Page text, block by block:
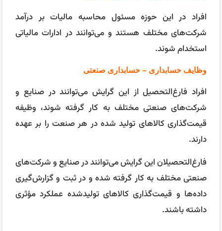
افراد در این حوزه مسئول محاسبه مالیات بر درآمد
شرکت‌های مختلف هستند و می‌توانند در ادارات مالیاتی
استخدام شوند.
وظایف حسابداری – حسابداری صنعتی
افراد فارغ‌التحصیل از این گرایش می‌توانند در صنایع و
شرکت‌های صنعتی مختلف به کار گرفته شوند، وظیفه
قیمت‌گذاری کالاهای تولید شده در هر صنعت را بر عهده
دارند.
فارغ‌التحصیلان این گرایش می‌توانند در صنایع و شرکت‌های
صنعتی مختلف به کار گرفته شده و در ثبت و گزارش‌گیری
داده‌ها و قیمت‌گذاری کالاهای تولیدشده عملکرد مؤثری
داشته باشند.